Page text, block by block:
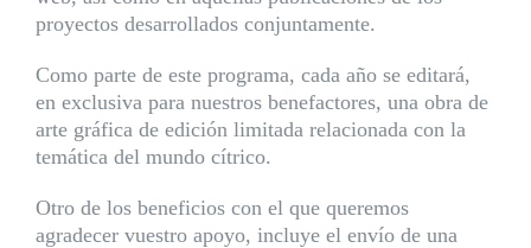
proyectos desarrollados conjuntamente.
Como parte de este programa, cada año se editará,
en exclusiva para nuestros benefactores, una obra de
arte gráfica de edición limitada relacionada con la
temática del mundo cítrico.
Otro de los beneficios con el que queremos
agradecer vuestro apoyo, incluye el envío de una